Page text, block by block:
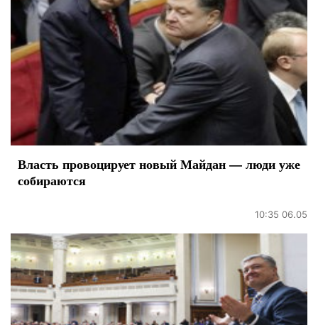
Власть провоцирует новый Майдан — люди уже
собираются
10:35 06.05